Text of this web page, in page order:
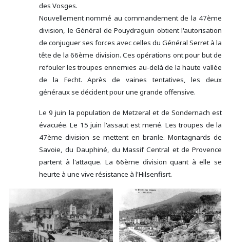
des Vosges.
Nouvellement nommé au commandement de la 47ème
division, le Général de Pouydraguin obtient l'autorisation
de conjuguer ses forces avec celles du Général Serret à la
tête de la 66ème division. Ces opérations ont pour but de
refouler les troupes ennemies au-delà de la haute vallée
de la Fecht. Après de vaines tentatives, les deux
généraux se décident pour une grande offensive.
Le 9 juin la population de Metzeral et de Sondernach est
évacuée. Le 15 juin l'assaut est mené. Les troupes de la
47ème division se mettent en branle. Montagnards de
Savoie, du Dauphiné, du Massif Central et de Provence
partent à l'attaque. La 66ème division quant à elle se
heurte à une vive résistance à l'Hilsenfisrt.